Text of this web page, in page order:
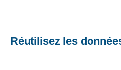
Réutilisez les